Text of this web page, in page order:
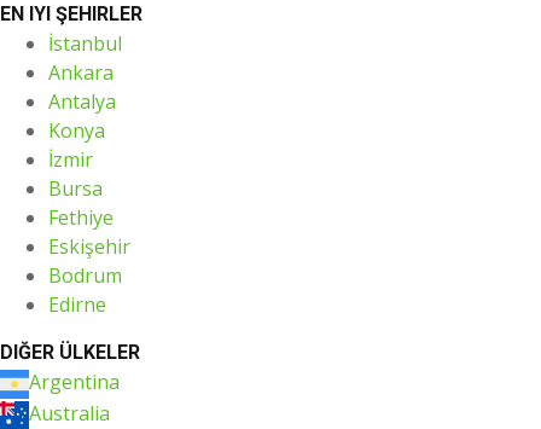
EN IYI ŞEHIRLER
İstanbul
Ankara
Antalya
Konya
İzmir
Bursa
Fethiye
Eskişehir
Bodrum
Edirne
DIĞER ÜLKELER
Argentina
Australia